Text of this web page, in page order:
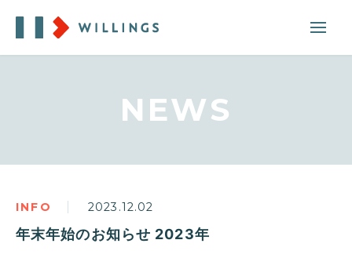
NEWS
INFO 2023.12.02
年末年始のお知らせ 2023年